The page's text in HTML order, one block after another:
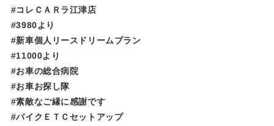
#コレＣＡＲラ江津店
#3980より
#新車個人リースドリームプラン
#11000より
#お車の総合病院
#お車お探し隊
#素敵なご縁に感謝です
#バイクＥＴＣセットアップ